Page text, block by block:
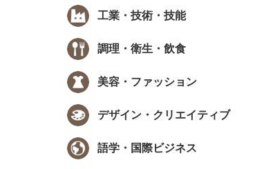
工業・技術・技能
調理・衛生・飲食
美容・ファッション
デザイン・クリエイティブ
語学・国際ビジネス